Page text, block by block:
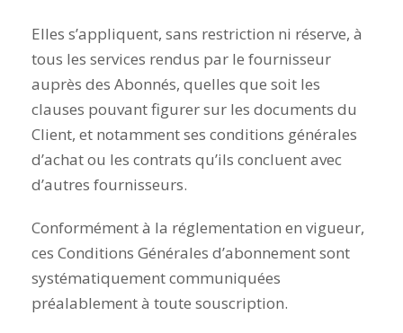
Elles s’appliquent, sans restriction ni réserve, à
tous les services rendus par le fournisseur
auprès des Abonnés, quelles que soit les
clauses pouvant figurer sur les documents du
Client, et notamment ses conditions générales
d’achat ou les contrats qu’ils concluent avec
d’autres fournisseurs.
Conformément à la réglementation en vigueur,
ces Conditions Générales d’abonnement sont
systématiquement communiquées
préalablement à toute souscription.